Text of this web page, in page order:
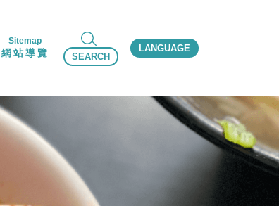
Sitemap
網站導覽 SEARCH
LANGUAGE